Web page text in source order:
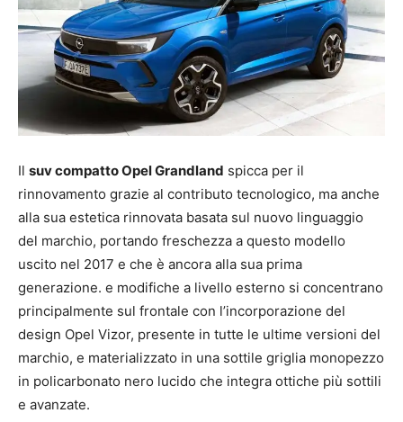
Il suv compatto Opel Grandland spicca per il
rinnovamento grazie al contributo tecnologico, ma anche
alla sua estetica rinnovata basata sul nuovo linguaggio
del marchio, portando freschezza a questo modello
uscito nel 2017 e che è ancora alla sua prima
generazione. e modifiche a livello esterno si concentrano
principalmente sul frontale con l’incorporazione del
design Opel Vizor, presente in tutte le ultime versioni del
marchio, e materializzato in una sottile griglia monopezzo
in policarbonato nero lucido che integra ottiche più sottili
e avanzate.